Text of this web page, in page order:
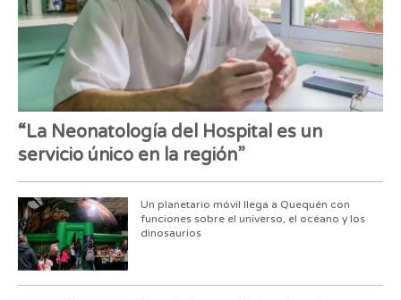
“La Neonatología del Hospital es un
servicio único en la región”
Un planetario móvil llega a Quequén con
funciones sobre el universo, el océano y los
dinosaurios